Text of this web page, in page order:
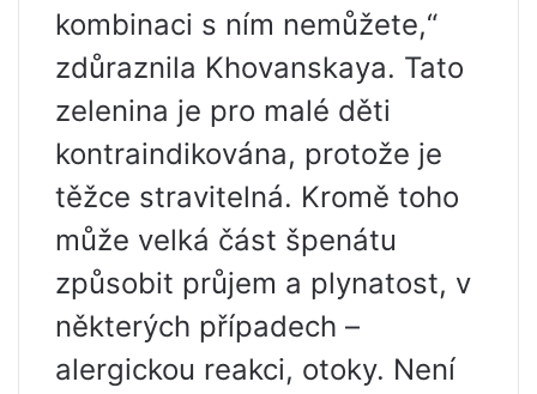
kombinaci s ním nemůžete,“
zdůraznila Khovanskaya. Tato
zelenina je pro malé děti
kontraindikována, protože je
těžce stravitelná. Kromě toho
může velká část špenátu
způsobit průjem a plynatost, v
některých případech –
alergickou reakci, otoky. Není